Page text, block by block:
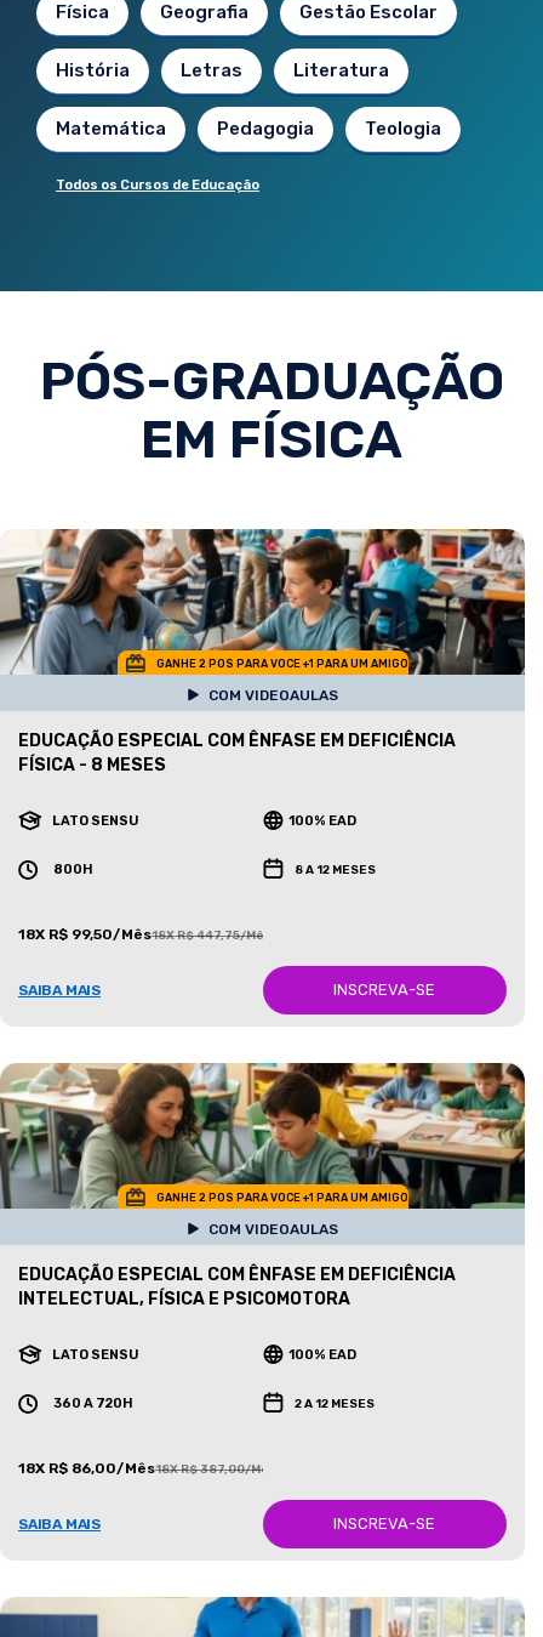
Física Geografia Gestão Escolar
História Letras Literatura
Matemática Pedagogia Teologia
Todos os Cursos de Educação
PÓS-GRADUAÇÃO
EM FÍSICA
GANHE 2 POS PARA VOCE +1 PARA UM AMIGO
COM VIDEOAULAS
EDUCAÇÃO ESPECIAL COM ÊNFASE EM DEFICIÊNCIA
FÍSICA - 8 MESES
LATO SENSU 100% EAD
800H 8 A 12 MESES
18X R$ 99,50/Mês18X R$ 447,75/Mês
SAIBA MAIS INSCREVA-SE
GANHE 2 POS PARA VOCE +1 PARA UM AMIGO
COM VIDEOAULAS
EDUCAÇÃO ESPECIAL COM ÊNFASE EM DEFICIÊNCIA
INTELECTUAL, FÍSICA E PSICOMOTORA
LATO SENSU 100% EAD
360 A 720H 2 A 12 MESES
18X R$ 86,00/Mês18X R$ 387,00/Mês
SAIBA MAIS INSCREVA-SE